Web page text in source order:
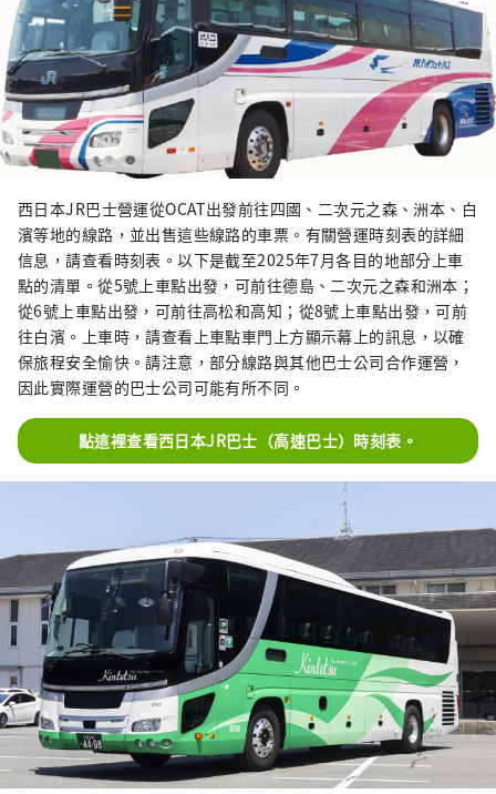
西日本JR巴士營運從OCAT出發前往四國、二次元之森、洲本、白
濱等地的線路，並出售這些線路的車票。有關營運時刻表的詳細
信息，請查看時刻表。以下是截至2025年7月各目的地部分上車
點的清單。從5號上車點出發，可前往德島、二次元之森和洲本；
從6號上車點出發，可前往高松和高知；從8號上車點出發，可前
往白濱。上車時，請查看上車點車門上方顯示幕上的訊息，以確
保旅程安全愉快。請注意，部分線路與其他巴士公司合作運營，
因此實際運營的巴士公司可能有所不同。
點這裡查看西日本JR巴士（高速巴士）時刻表。